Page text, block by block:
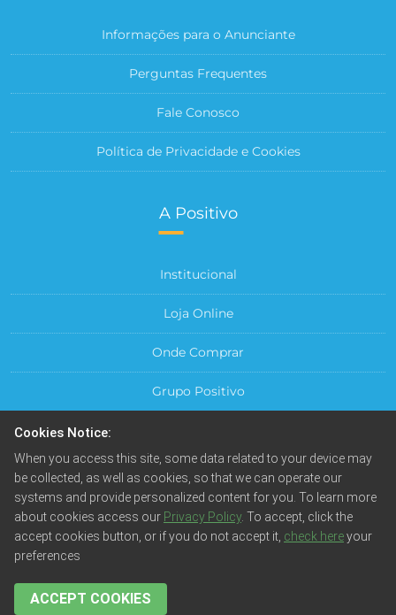
Informações para o Anunciante
Perguntas Frequentes
Fale Conosco
Política de Privacidade e Cookies
A Positivo
Institucional
Loja Online
Onde Comprar
Grupo Positivo
Central do Cliente
Lei da Informática.
Cookies Notice:
When you access this site, some data related to your device may
be collected, as well as cookies, so that we can operate our
systems and provide personalized content for you. To learn more
about cookies access our Privacy Policy. To accept, click the
accept cookies button, or if you do not accept it, check hereyour
preferences
ACCEPT COOKIES